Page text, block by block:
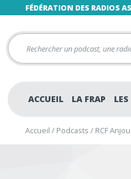
FÉDÉRATION DES RADIOS
ACCUEIL LA FRAP
Accueil / Podcasts / RCF